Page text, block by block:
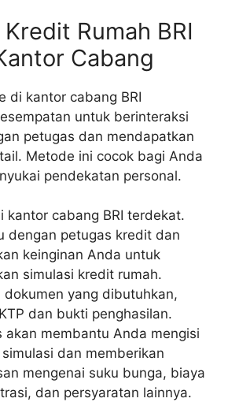
Rumah BRI
Cabang
di kantor cabang BRI
untuk berinteraksi
petugas dan mendapatkan
Metode ini cocok bagi Anda
pendekatan personal.
kantor cabang BRI terdekat.
dengan petugas kredit dan
keinginan Anda untuk
simulasi kredit rumah.
dokumen yang dibutuhkan,
dan bukti penghasilan.
akan membantu Anda mengisi
dan memberikan
mengenai suku bunga, biaya
dan persyaratan lainnya.